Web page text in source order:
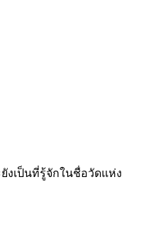
ยังเป็นที่รู้จักในชื่อวัดแห่ง